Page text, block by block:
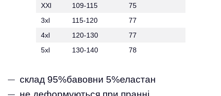
XXl
109-115
75
3xl
115-120
77
4xl
120-130
77
5xl
130-140 78
склад 95%бавовни 5%еластан